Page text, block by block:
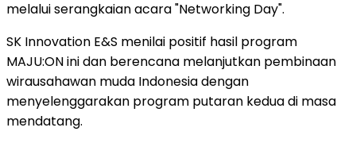
melalui serangkaian acara "Networking Day".
SK Innovation E&S menilai positif hasil program
MAJU:ON ini dan berencana melanjutkan pembinaan
wirausahawan muda Indonesia dengan
menyelenggarakan program putaran kedua di masa
mendatang.